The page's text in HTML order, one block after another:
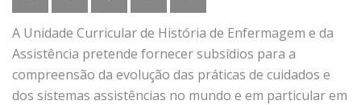
A Unidade Curricular de História de Enfermagem e da
Assistência pretende fornecer subsídios para a
compreensão da evolução das práticas de cuidados e
dos sistemas assistências no mundo e em particular em